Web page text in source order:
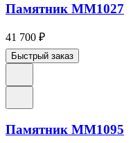
Памятник ММ1027
41 700 ₽
Быстрый заказ
Памятник ММ1095